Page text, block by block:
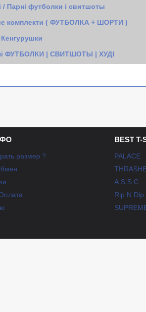
/ Парні футболки і свитшоты
комплекти ( ФУТБОЛКА + ШОРТИ )
Кенгурушки
ФУТБОЛКИ | СВИТШОТЫ | ХУДІ
размер ?
BEST T-
PALACE
A.S.S.C
Rip N Dip